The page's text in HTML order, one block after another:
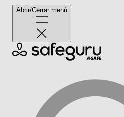
Abrir/Cerrar menú